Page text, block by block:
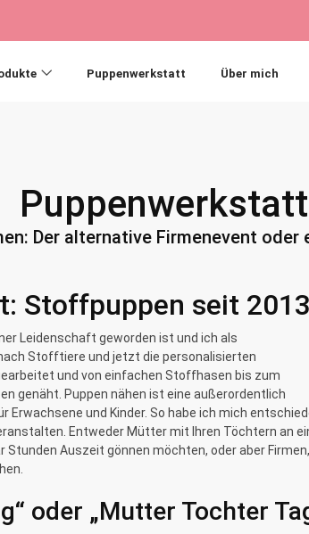
Puppenwerkstatt Über mich
Puppenwerkstatt
Der alternative Firmenevent
Stoffpuppen seit 2013
Leidenschaft geworden ist und ich als
Stofftiere und jetzt die personalisierten
und von einfachen Stoffhasen bis zum
genäht. Puppen nähen ist eine außerordentlich
und Kinder. So habe ich mich
Entweder Mütter mit Ihren Töchtern an
Auszeit gönnen möchten, oder aber
oder „Mutter Tochter